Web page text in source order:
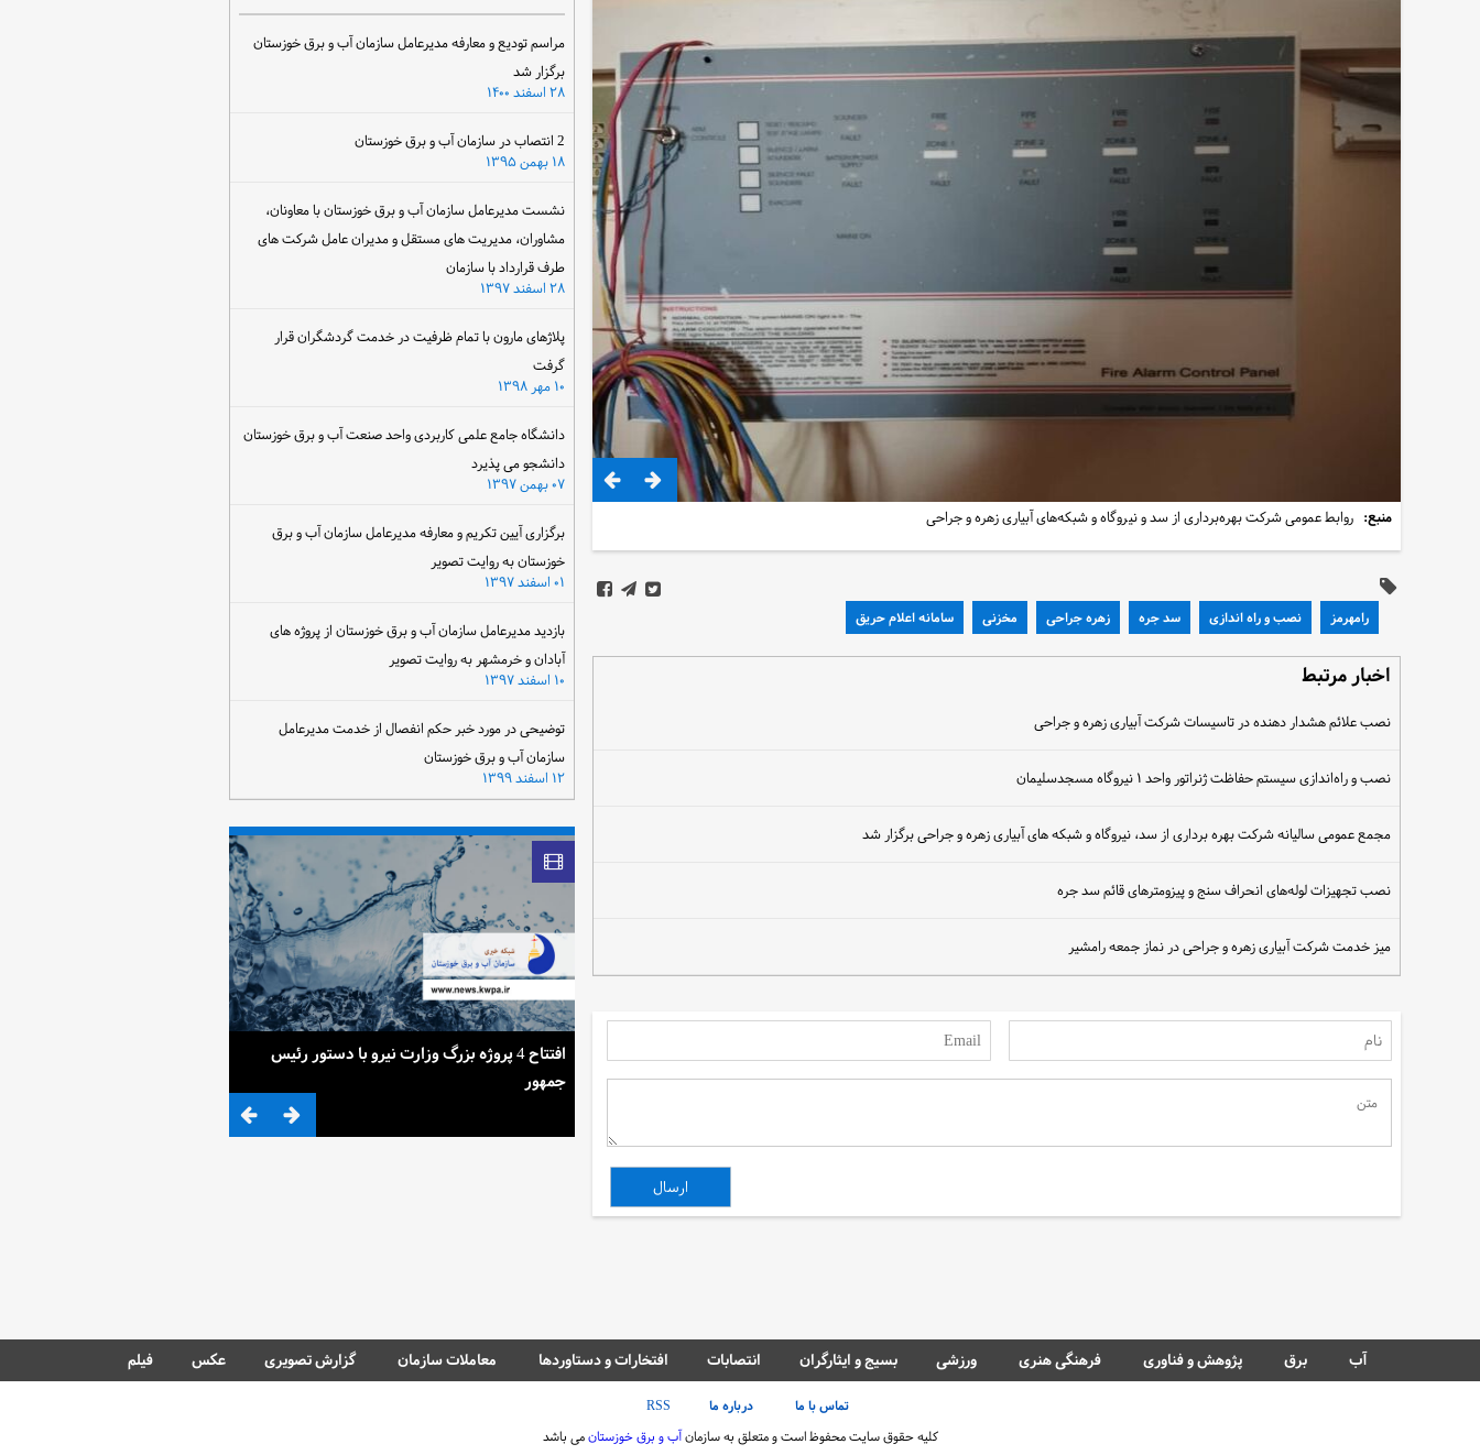
منبع: روابط عمومی شرکت بهره‌برداری از سد و نیروگاه و شبکه‌های آبیاری زهره و جراحی
رامهرمز نصب و راه اندازی سد جره زهره جراحی مخزنی سامانه اعلام حریق
اخبار مرتبط
نصب علائم هشدار دهنده در تاسیسات شرکت آبیاری زهره و جراحی
نصب و راه‌اندازی سیستم حفاظت ژنراتور واحد ۱ نیروگاه مسجدسلیمان
مجمع عمومی سالیانه شرکت بهره برداری از سد، نیروگاه و شبکه های آبیاری زهره و جراحی برگزار شد
نصب تجهیزات لوله‌های انحراف سنج و پیزومترهای قائم سد جره
میز خدمت شرکت آبیاری زهره و جراحی در نماز جمعه رامشیر
مراسم تودیع و معارفه مدیرعامل سازمان آب و برق خوزستان
برگزار شد
۲۸ اسفند ۱۴۰۰
2 انتصاب در سازمان آب و برق خوزستان
۱۸ بهمن ۱۳۹۵
نشست مدیرعامل سازمان آب و برق خوزستان با معاونان،
مشاوران، مدیریت های مستقل و مدیران عامل شرکت های
طرف قرارداد با سازمان
۲۸ اسفند ۱۳۹۷
پلاژهای مارون با تمام ظرفیت در خدمت گردشگران قرار
گرفت
۱۰ مهر ۱۳۹۸
دانشگاه جامع علمی کاربردی واحد صنعت آب و برق خوزستان
دانشجو می پذیرد
۰۷ بهمن ۱۳۹۷
برگزاری آیین تکریم و معارفه مدیرعامل سازمان آب و برق
خوزستان به روایت تصویر
۰۱ اسفند ۱۳۹۷
بازدید مدیرعامل سازمان آب و برق خوزستان از پروژه های
آبادان و خرمشهر به روایت تصویر
۱۰ اسفند ۱۳۹۷
توضیحی در مورد خبر حکم انفصال از خدمت مدیرعامل
سازمان آب و برق خوزستان
۱۲ اسفند ۱۳۹۹
افتتاح 4 پروژه بزرگ وزارت نیرو با دستور رئیس
جمهور
آب برق پژوهش و فناوری فرهنگی هنری ورزشی بسیج و ایثارگران انتصابات افتخارات و دستاوردها معاملات سازمان گزارش تصویری عکس فیلم
تماس با ما درباره ما
RSS
کلیه حقوق سایت محفوظ است و متعلق به سازمانآب و برق خوزستانمی باشد